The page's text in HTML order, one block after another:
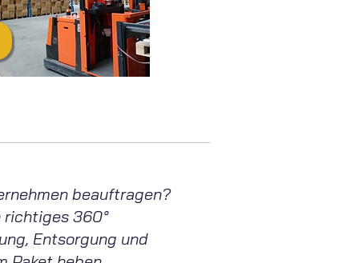
beauftragen?
richtiges 360°
Entsorgung und